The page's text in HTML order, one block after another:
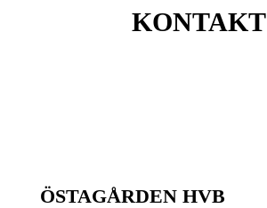
KONTAKT
ÖSTAGÅRDEN HVB